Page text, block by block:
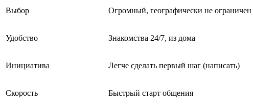
Выбор Огромный, географически не ограничен
Удобство Знакомства 24/7, из дома
Инициатива Легче сделать первый шаг (написать)
Скорость Быстрый старт общения